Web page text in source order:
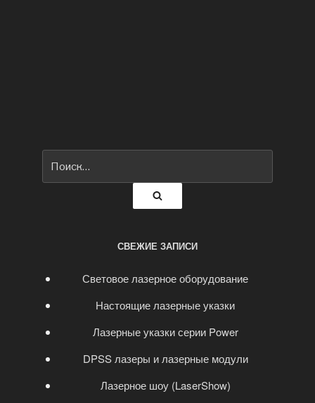
Искать:
СВЕЖИЕ ЗАПИСИ
Световое лазерное оборудование
Настоящие лазерные указки
Лазерные указки серии Power
DPSS лазеры и лазерные модули
Лазерное шоу (LaserShow)